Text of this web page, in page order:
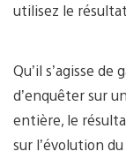
utilisez le
Qu’il s’agisse
d’enquêter sur
entière, le
sur l’évolution